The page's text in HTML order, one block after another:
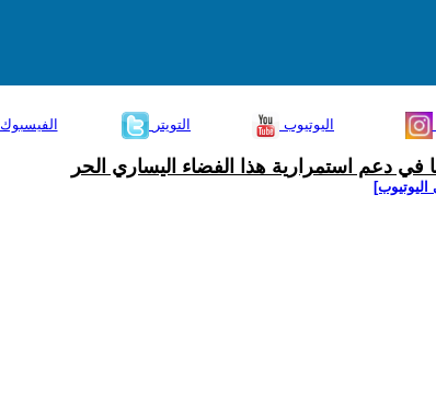
الفيسبوك
التويتر اليوتيوب
في دعم استمرارية هذا الفضاء اليساري الحر